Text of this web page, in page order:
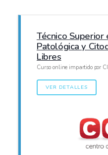
Técnico Superior
Patológica y
Libres
Curso online impartido por
VER DETALLES